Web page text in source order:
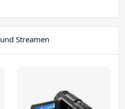
Streamen